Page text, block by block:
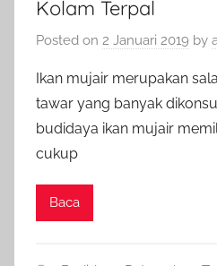
Kolam Terpal
Posted on 2 Januari 2019 by
Ikan mujair merupakan
tawar yang banyak
budidaya ikan mujair
cukup
Baca